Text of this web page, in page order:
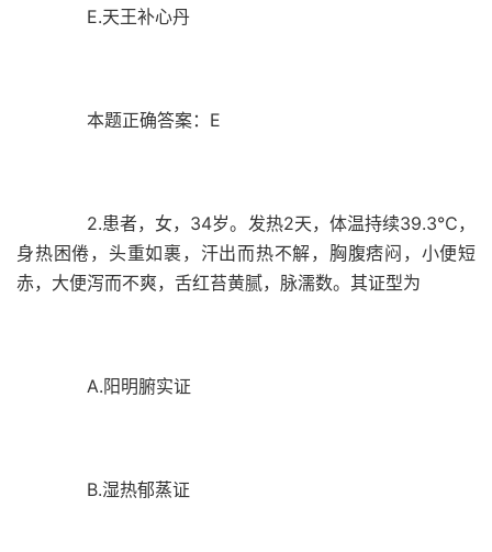
E.天王补心丹
本题正确答案：E
2.患者，女，34岁。发热2天，体温持续39.3℃，
身热困倦，头重如裹，汗出而热不解，胸腹痞闷，小便短
赤，大便泻而不爽，舌红苔黄腻，脉濡数。其证型为
A.阳明腑实证
B.湿热郁蒸证